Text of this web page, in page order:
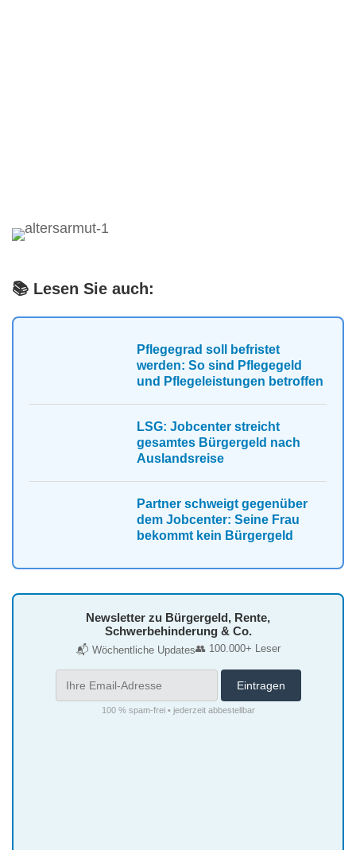
📚 Lesen Sie auch:
Pflegegrad soll befristet
werden: So sind Pflegegeld
und Pflegeleistungen betroffen
LSG: Jobcenter streicht
gesamtes Bürgergeld nach
Auslandsreise
Partner schweigt gegenüber
dem Jobcenter: Seine Frau
bekommt kein Bürgergeld
Newsletter zu Bürgergeld, Rente,
Schwerbehinderung & Co.
📬 Wöchentliche Updates👥 100.000+ Leser
100 % spam-frei • jederzeit abbestellbar